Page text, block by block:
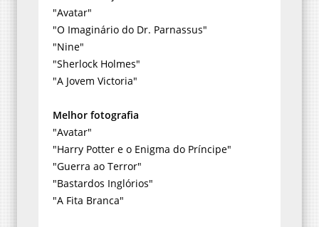
"Avatar"
"O Imaginário do Dr. Parnassus"
"Nine"
"Sherlock Holmes"
"A Jovem Victoria"
Melhor fotografia
"Avatar"
"Harry Potter e o Enigma do Príncipe"
"Guerra ao Terror"
"Bastardos Inglórios"
"A Fita Branca"